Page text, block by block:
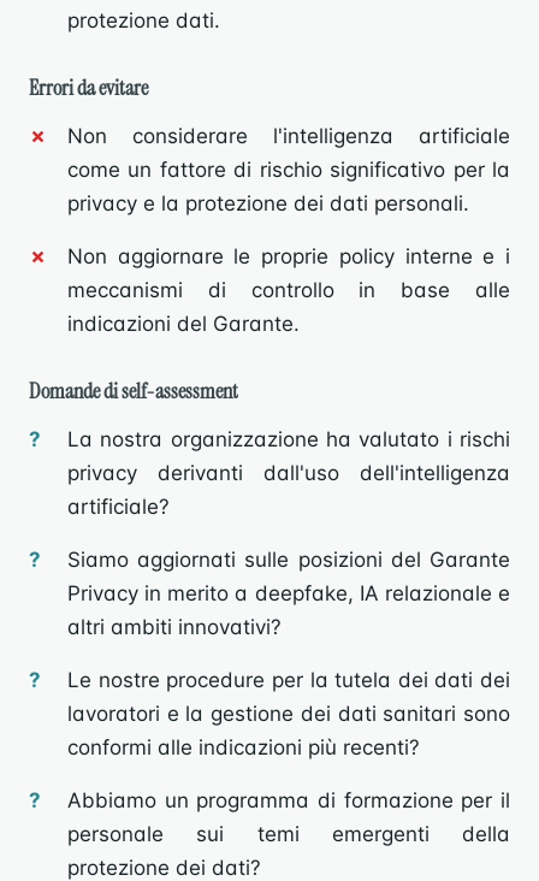
protezione dati.
Errori da evitare
Non considerare l'intelligenza artificiale
come un fattore di rischio significativo per la
privacy e la protezione dei dati personali.
Non aggiornare le proprie policy interne e i
meccanismi di controllo in base alle
indicazioni del Garante.
Domande di self-assessment
La nostra organizzazione ha valutato i rischi
privacy derivanti dall'uso dell'intelligenza
artificiale?
Siamo aggiornati sulle posizioni del Garante
Privacy in merito a deepfake, IA relazionale e
altri ambiti innovativi?
Le nostre procedure per la tutela dei dati dei
lavoratori e la gestione dei dati sanitari sono
conformi alle indicazioni più recenti?
Abbiamo un programma di formazione per il
personale sui temi emergenti della
protezione dei dati?